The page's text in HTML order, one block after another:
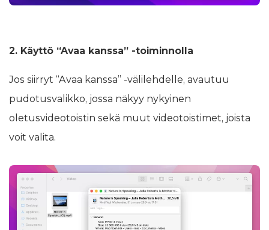
2. Käyttö “Avaa kanssa” -toiminnolla
Jos siirryt “Avaa kanssa” -välilehdelle, avautuu
pudotusvalikko, jossa näkyy nykyinen
oletusvideotoistin sekä muut videotoistimet, joista
voit valita.